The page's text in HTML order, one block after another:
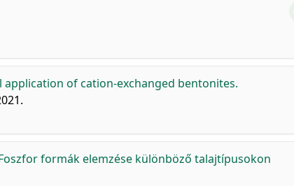
application of cation-exchanged bentonites.
formák elemzése különböző talajtípusokon